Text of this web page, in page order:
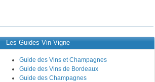
Les Guides Vin-Vigne
Guide des Vins et Champagnes
Guide des Vins de Bordeaux
Guide des Champagnes